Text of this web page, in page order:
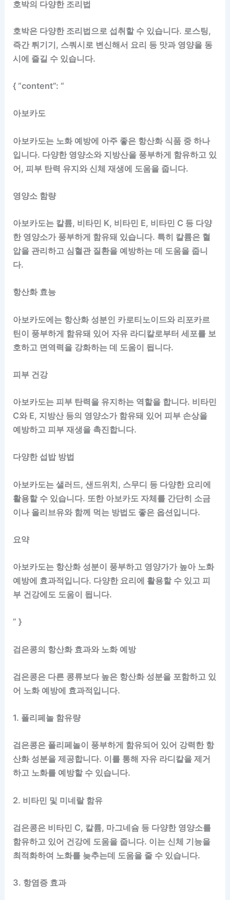
호박의 다양한 조리법
호박은 다양한 조리법으로 섭취할 수 있습니다. 로스팅,
즉간 튀기기, 스쿼시로 변신해서 요리 등 맛과 영양을 동
시에 즐길 수 있습니다.
{ “content”: “
아보카도
아보카도는 노화 예방에 아주 좋은 항산화 식품 중 하나
입니다. 다양한 영양소와 지방산을 풍부하게 함유하고 있
어, 피부 탄력 유지와 신체 재생에 도움을 줍니다.
영양소 함량
아보카도는 칼륨, 비타민 K, 비타민 E, 비타민 C 등 다양
한 영양소가 풍부하게 함유돼 있습니다. 특히 칼륨은 혈
압을 관리하고 심혈관 질환을 예방하는 데 도움을 줍니
다.
항산화 효능
아보카도에는 항산화 성분인 카로티노이드와 리포카르
틴이 풍부하게 함유돼 있어 자유 라디칼로부터 세포를 보
호하고 면역력을 강화하는 데 도움이 됩니다.
피부 건강
아보카도는 피부 탄력을 유지하는 역할을 합니다. 비타민
C와 E, 지방산 등의 영양소가 함유돼 있어 피부 손상을
예방하고 피부 재생을 촉진합니다.
다양한 섭밥 방법
아보카도는 샐러드, 샌드위치, 스무디 등 다양한 요리에
활용할 수 있습니다. 또한 아보카도 자체를 간단히 소금
이나 올리브유와 함께 먹는 방법도 좋은 옵션입니다.
요약
아보카도는 항산화 성분이 풍부하고 영양가가 높아 노화
예방에 효과적입니다. 다양한 요리에 활용할 수 있고 피
부 건강에도 도움이 됩니다.
” }
검은콩의 항산화 효과와 노화 예방
검은콩은 다른 콩류보다 높은 항산화 성분을 포함하고 있
어 노화 예방에 효과적입니다.
1. 폴리페놀 함유량
검은콩은 폴리페놀이 풍부하게 함유되어 있어 강력한 항
산화 성분을 제공합니다. 이를 통해 자유 라디칼을 제거
하고 노화를 예방할 수 있습니다.
2. 비타민 및 미네랄 함유
검은콩은 비타민 C, 칼륨, 마그네슘 등 다양한 영양소를
함유하고 있어 건강에 도움을 줍니다. 이는 신체 기능을
최적화하여 노화를 늦추는데 도움을 줄 수 있습니다.
3. 항염증 효과